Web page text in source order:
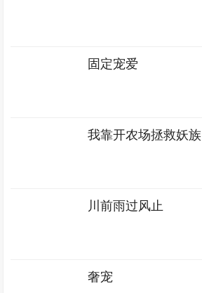
固定宠爱
我靠开农场拯救妖族
川前雨过风止
奢宠